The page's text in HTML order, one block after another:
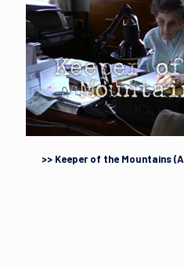
>> Keeper of the Mountains